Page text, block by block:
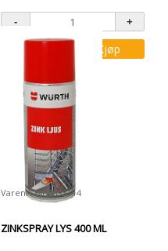
Kjøp
Varenr: WU0893114
ZINKSPRAY LYS 400 ML